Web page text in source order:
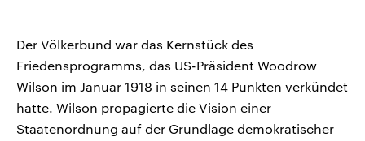
Der Völkerbund war das Kernstück des
Friedensprogramms, das US-Präsident Woodrow
Wilson im Januar 1918 in seinen 14 Punkten verkündet
hatte. Wilson propagierte die Vision einer
Staatenordnung auf der Grundlage demokratischer